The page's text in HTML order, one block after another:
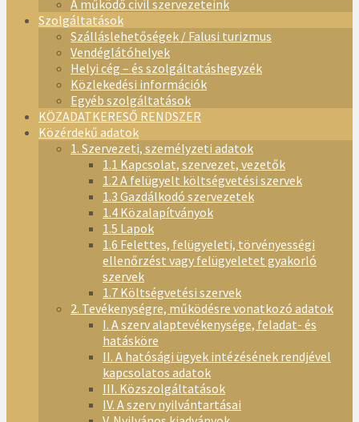
A működő civil szervezeteink
Szolgáltatások
Szálláslehetőségek / Falusi turizmus
Vendéglátóhelyek
Helyi cég – és szolgáltatáshegyzék
Közlekedési információk
Egyéb szolgáltatások
KÖZADATKERESŐ RENDSZER
Közérdekű adatok
1. Szervezeti, személyzeti adatok
1.1 Kapcsolat, szervezet, vezetők
1.2 A felügyelt költségvetési szervek
1.3 Gazdálkodó szervezetek
1.4 Közalapítványok
1.5 Lapok
1.6 Felettes, felügyeleti, törvényességi
ellenőrzést vagy felügyeletet gyakorló
szervek
1.7 Költségvetési szervek
2. Tevékenységre, működésre vonatkozó adatok
I. A szerv alaptevékenysége, feladat- és
hatásköre
II. A hatósági ügyek intézésének rendjével
kapcsolatos adatok
III. Közszolgáltatások
IV. A szerv nyilvántartásai